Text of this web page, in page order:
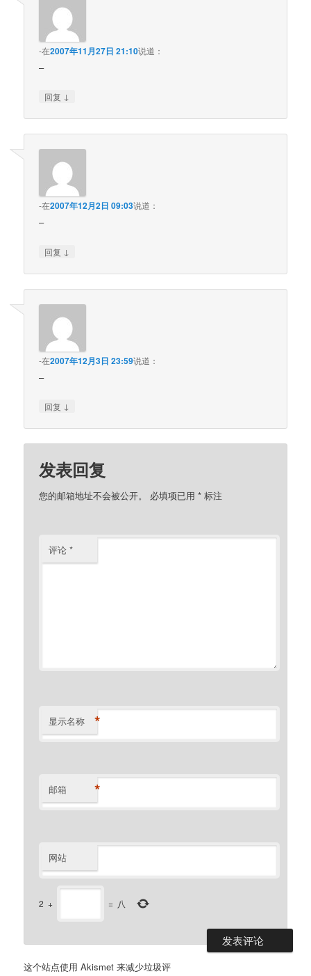
-在2007年11月27日 21:10说道：
–
回复 ↓
-在2007年12月2日 09:03说道：
–
回复 ↓
-在2007年12月3日 23:59说道：
–
回复 ↓
发表回复
您的邮箱地址不会被公开。 必填项已用* 标注
评论*
显示名称 *
邮箱 *
网站
2 + = 八
这个站点使用 Akismet 来减少垃圾评